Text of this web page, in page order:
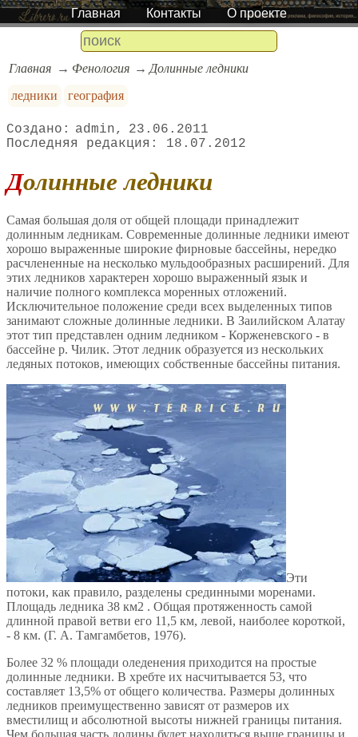
Главная Контакты О проекте
Главная Фенология
Долинные ледники
ледники
география
admin
23.06.2011
18.07.2012
Долинные ледники
Самая большая доля от общей площади принадлежит
долинным ледникам. Современные долинные ледники имеют
хорошо выраженные широкие фирновые бассейны, нередко
расчлененные на несколько мульдообразных расширений. Для
этих ледников характерен хорошо выраженный язык и
наличие полного комплекса моренных отложений.
Исключительное положение среди всех выделенных типов
занимают сложные долинные ледники. В Заилийском Алатау
этот тип представлен одним ледником - Корженевского - в
бассейне р. Чилик. Этот ледник образуется из нескольких
ледяных потоков, имеющих собственные бассейны питания.
Эти
потоки, как правило, разделены срединными моренами.
Площадь ледника 38 км2 . Общая протяженность самой
длинной правой ветви его 11,5 км, левой, наиболее короткой,
- 8 км. (Г. А. Тамгамбетов, 1976).
Более 32 % площади оледенения приходится на простые
долинные ледники. В хребте их насчитывается 53, что
составляет 13,5% от общего количества. Размеры долинных
ледников преимущественно зависят от размеров их
вместилищ и абсолютной высоты нижней границы питания.
Чем большая часть долины будет находиться выше границы и